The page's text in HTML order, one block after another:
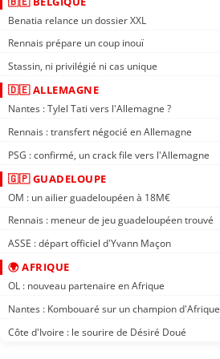
Benatia relance un dossier XXL
Rennais prépare un coup inouï
Stassin, ni privilégié ni cas unique
🇩🇪 ALLEMAGNE
Nantes : Tylel Tati vers l'Allemagne ?
Rennais : transfert négocié en Allemagne
PSG : confirmé, un crack file vers l'Allemagne
🇬🇵 GUADELOUPE
OM : un ailier guadeloupéen à 18M€
Rennais : meneur de jeu guadeloupéen trouvé
ASSE : départ officiel d'Yvann Maçon
🌍 AFRIQUE
OL : nouveau partenaire en Afrique
Nantes : Kombouaré sur un champion d'Afrique
Côte d'Ivoire : le sourire de Désiré Doué